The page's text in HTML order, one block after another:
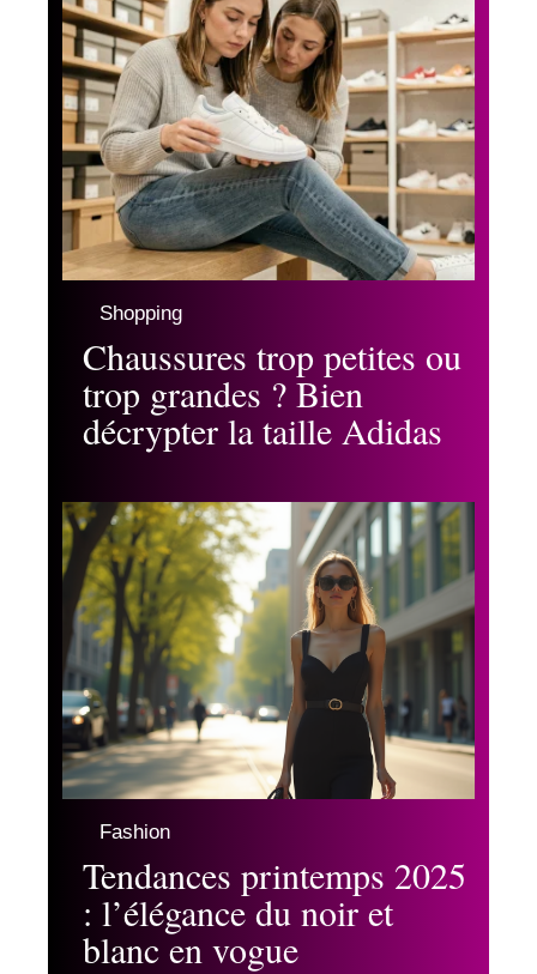
Shopping
Chaussures trop petites ou
trop grandes ? Bien
décrypter la taille Adidas
Fashion
Tendances printemps 2025
: l’élégance du noir et
blanc en vogue